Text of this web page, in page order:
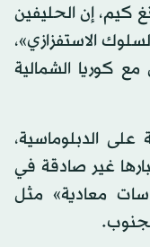
كيم، إن الحليفين
الاستفزازي»،
كوريا الشمالية
على الدبلوماسية،
غير صادقة في
معادية» مثل